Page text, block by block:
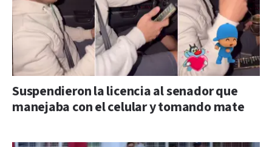
Suspendieron la licencia al senador que
manejaba con el celular y tomando mate